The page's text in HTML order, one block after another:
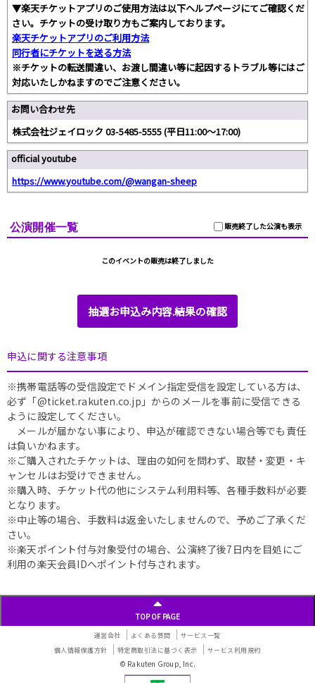
▼楽天チケットアプリのご使用方法は以下ヘルプページにてご確認くだ
さい。チケットの受け取り方もご案内しております。
楽天チケットアプリのご利用方法
同行者にチケットを送る方法
※チケットの転送間違い、お渡し間違い等に起因するトラブル等にはご
対応いたしかねますのでご注意ください。
お問い合わせ先
株式会社ジェイロック 03-5485-5555 (平日11:00～17:00)
official youtube
https://www.youtube.com/@wangan-sheep
販売終了した公演も表示
公演開催一覧
このイベントの販売は終了しました
抽選お申込み内容.結果の確認
申込に関する注意事項
※携帯電話等の受信設定でドメイン指定受信を設定している方は、
必ず「@ticket.rakuten.co.jp」からのメールを事前に受信できる
ように設定してください。
メールが届かない事により、申込が確認できない場合等でも責任
は負いかねます。
※ご購入されたチケットは、理由の如何を問わず、取替・変更・キ
ャンセルはお受けできません。
※購入時、チケット代の他にシステム利用料等、各種手数料が必要
となります。
※中止等の場合、手数料は返金いたしませんので、予めご了承くだ
さい。
※楽天ポイント付与対象受付の場合、公演終了後7日内を目処にご
利用の楽天会員IDへポイント付与されます。
TOP OF PAGE
運営会社 よくある質問
サービス一覧
個人情報保護方針
特定商取引法に基づく表示 サービス利用規約
© Rakuten Group, Inc.